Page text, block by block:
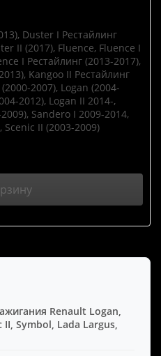
Duster I Рестайлинг
II (2017), Fluence, Fluence I
I Рестайлинг (2013-2017),
Kangoo II Рестайлинг
2007), Logan (2004-
2012), Logan II 2014-,
Sandero I 2009-2014,
Scenic II (2003-2009)
Renault Logan,
Symbol, Lada Largus,